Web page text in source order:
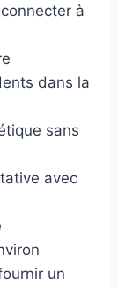
à
dans la
sans
avec
un